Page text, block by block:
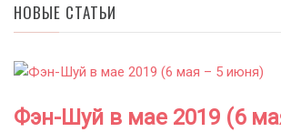
НОВЫЕ СТАТЬИ
Фэн-Шуй в мае 2019 (6